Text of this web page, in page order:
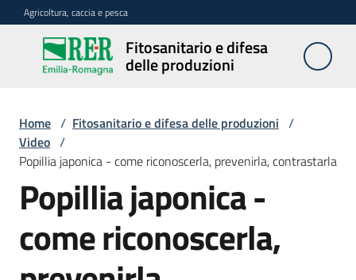
Vai al contenuto
Vai alla navigazione
Vai al footer
Agricoltura, caccia e pesca
Fitosanitario e difesa
delle produzioni
Fitosanitario
e difesa
produzioni
Avversità
delle
Home / Fitosanitario e difesa delle produzioni /
Video /
Popillia japonica - come riconoscerla, prevenirla, contrastarla
Popillia japonica -
come riconoscerla,